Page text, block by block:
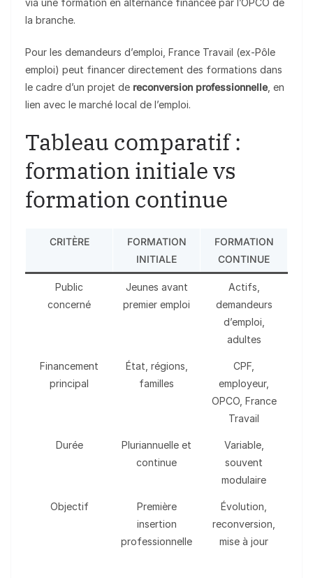
via une formation en alternance financée par l’OPCO de
la branche.
Pour les demandeurs d’emploi, France Travail (ex-Pôle
emploi) peut financer directement des formations dans
le cadre d’un projet de reconversion professionnelle, en
lien avec le marché local de l’emploi.
Tableau comparatif :
formation initiale vs
formation continue
CRITÈRE
FORMATION
INITIALE
FORMATION
CONTINUE
Public
concerné
Jeunes avant
premier emploi
Actifs,
demandeurs
d’emploi,
adultes
Financement
principal
État, régions,
familles
CPF,
employeur,
OPCO, France
Travail
Durée
Pluriannuelle et
continue
Variable,
souvent
modulaire
Objectif
Première
insertion
professionnelle
Évolution,
reconversion,
mise à jour